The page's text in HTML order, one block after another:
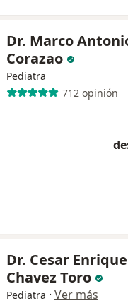
Dr. Marco
Corazao
Pediatra
712 opinión
Dr. Cesar Enrique
Chavez Toro
Pediatra · Ver más